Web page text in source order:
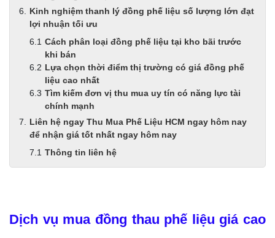
Kinh nghiệm thanh lý đồng phế liệu số lượng lớn đạt
lợi nhuận tối ưu
Cách phân loại đồng phế liệu tại kho bãi trước
khi bán
Lựa chọn thời điểm thị trường có giá đồng phế
liệu cao nhất
Tìm kiếm đơn vị thu mua uy tín có năng lực tài
chính mạnh
Liên hệ ngay Thu Mua Phế Liệu HCM ngay hôm nay
để nhận giá tốt nhất ngay hôm nay
Thông tin liên hệ
Dịch vụ mua đồng thau phế liệu giá cao